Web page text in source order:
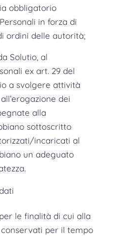
obbligatorio
in forza di
ordini delle autorità;
Solutio, al
ex art. 29 del
a svolgere attività
dei
alla
sottoscritto
incaricati al
un adeguato
le finalità di cui alla
per il tempo